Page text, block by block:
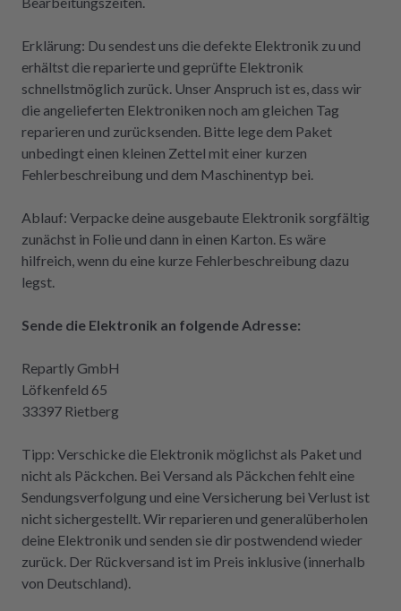
Erklärung: Du sendest uns die defekte Elektronik zu und
erhältst die reparierte und geprüfte Elektronik
schnellstmöglich zurück. Unser Anspruch ist es, dass wir
die angelieferten Elektroniken noch am gleichen Tag
reparieren und zurücksenden. Bitte lege dem Paket
unbedingt einen kleinen Zettel mit einer kurzen
Fehlerbeschreibung und dem Maschinentyp bei.
Ablauf: Verpacke deine ausgebaute Elektronik sorgfältig
zunächst in Folie und dann in einen Karton. Es wäre
hilfreich, wenn du eine kurze Fehlerbeschreibung dazu
legst.
Sende die Elektronik an folgende Adresse:
Repartly GmbH
Löfkenfeld 65
33397 Rietberg
Tipp: Verschicke die Elektronik möglichst als Paket und
nicht als Päckchen. Bei Versand als Päckchen fehlt eine
Sendungsverfolgung und eine Versicherung bei Verlust ist
nicht sichergestellt. Wir reparieren und generalüberholen
deine Elektronik und senden sie dir postwendend wieder
zurück. Der Rückversand ist im Preis inklusive (innerhalb
von Deutschland).